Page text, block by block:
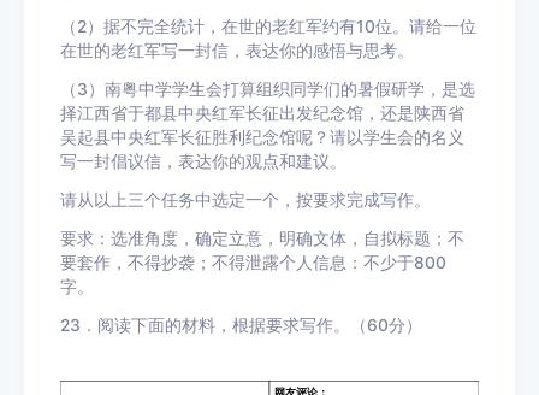
（2）据不完全统计，在世的老红军约有10位。请给一位
在世的老红军写一封信，表达你的感悟与思考。
（3）南粤中学学生会打算组织同学们的暑假研学，是选
择江西省于都县中央红军长征出发纪念馆，还是陕西省
吴起县中央红军长征胜利纪念馆呢？请以学生会的名义
写一封倡议信，表达你的观点和建议。
请从以上三个任务中选定一个，按要求完成写作。
要求：选准角度，确定立意，明确文体，自拟标题；不
要套作，不得抄袭；不得泄露个人信息：不少于800
字。
23．阅读下面的材料，根据要求写作。（60分）